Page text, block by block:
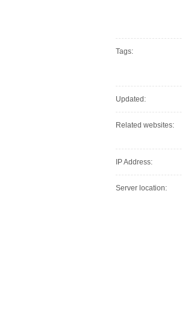
Tags:
Updated:
Related websites:
IP Address:
Server location: